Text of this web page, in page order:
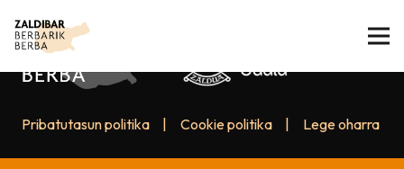
Pribatutasun politika Cookie politika Lege oharra